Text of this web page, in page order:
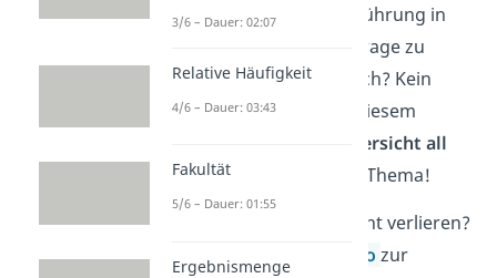
Artikel findest du eine Einführung in
das Thema. Du hast eine Frage zu
einem konkreten Teilbereich? Kein
Problem, weiter unten in diesem
Übersicht all
unserer Artikel
zu diesem Thema!
Du willst den Überblick nicht verlieren?
Dann schau dir unser
Videozur
3/6 – Dauer: 02:07
Relative Häufigkeit
4/6 – Dauer: 03:43
Fakultät
5/6 – Dauer: 01:55
Ergebnismenge